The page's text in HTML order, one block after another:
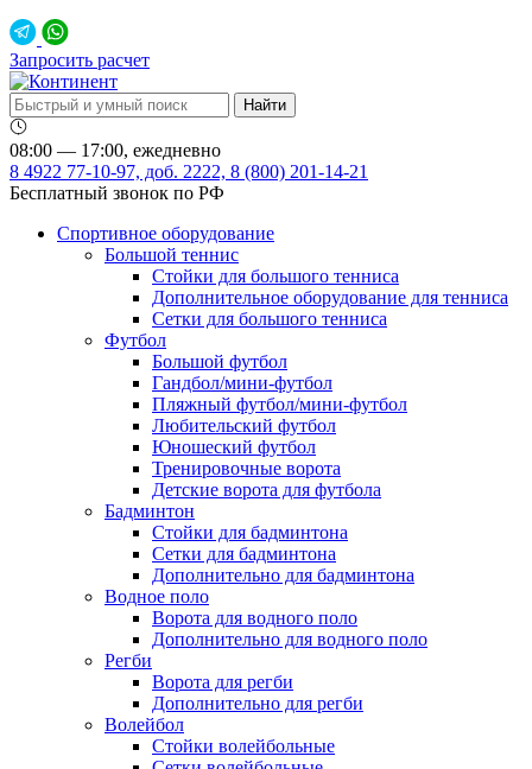
Запросить расчет
08:00 — 17:00, ежедневно
8 4922 77-10-97, доб. 2222, 8 (800) 201-14-21
Бесплатный звонок по РФ
Спортивное оборудование
Большой теннис
Стойки для большого тенниса
Дополнительное оборудование для тенниса
Сетки для большого тенниса
Футбол
Большой футбол
Гандбол/мини-футбол
Пляжный футбол/мини-футбол
Любительский футбол
Юношеский футбол
Тренировочные ворота
Детские ворота для футбола
Бадминтон
Стойки для бадминтона
Сетки для бадминтона
Дополнительно для бадминтона
Водное поло
Ворота для водного поло
Дополнительно для водного поло
Регби
Ворота для регби
Дополнительно для регби
Волейбол
Стойки волейбольные